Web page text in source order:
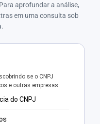
aprofundar a análise,
em uma consulta sob
se o CNPJ
e outras empresas.
do CNPJ